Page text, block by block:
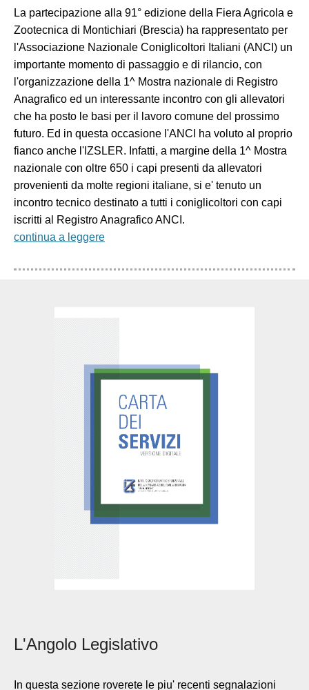
La partecipazione alla 91° edizione della Fiera Agricola e
Zootecnica di Montichiari (Brescia) ha rappresentato per
l'Associazione Nazionale Coniglicoltori Italiani (ANCI) un
importante momento di passaggio e di rilancio, con
l'organizzazione della 1^ Mostra nazionale di Registro
Anagrafico ed un interessante incontro con gli allevatori
che ha posto le basi per il lavoro comune del prossimo
futuro. Ed in questa occasione l'ANCI ha voluto al proprio
fianco anche l'IZSLER. Infatti, a margine della 1^ Mostra
nazionale con oltre 650 i capi presenti da allevatori
provenienti da molte regioni italiane, si e' tenuto un
incontro tecnico destinato a tutti i coniglicoltori con capi
iscritti al Registro Anagrafico ANCI.
continua a leggere
L'Angolo Legislativo
In questa sezione roverete le piu' recenti segnalazioni